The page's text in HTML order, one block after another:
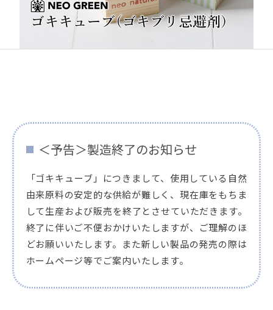
＜予告＞製造終了のお知らせ
「ゴキキューブ」につきまして、使用している自然
由来原料の安定的な供給が難しく、現在庫をもちま
して生産および販売を終了とさせていただきます。
終了に伴いご不便おかけいたしますが、ご理解のほ
どお願いいたします。また新しい製品の発売の際は
ホームページ等でご案内いたします。